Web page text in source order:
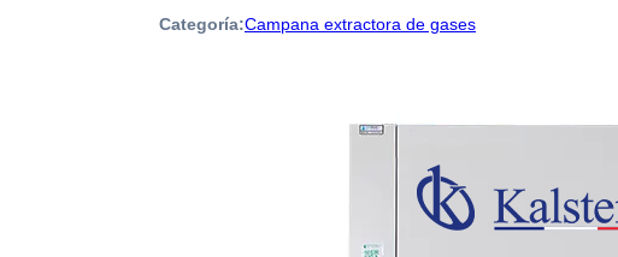
Categoría:Campana extractora de gases